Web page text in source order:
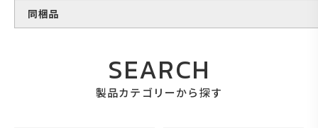
同梱品
SEARCH
製品カテゴリーから探す